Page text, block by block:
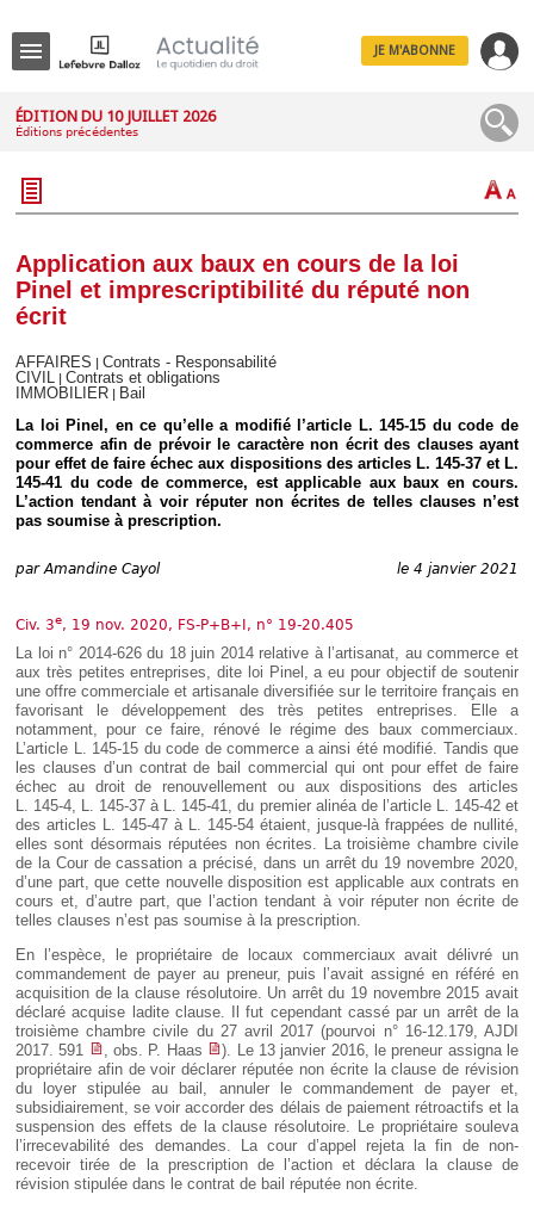
IT
JE M'ABONNE
ÉDITION DU 10 JUILLET 2026
Éditions précédentes
Application aux baux en cours de la loi
Pinel et imprescriptibilité du réputé non
écrit
AFFAIRES
Contrats - Responsabilité
CIVIL
Contrats et obligations
IMMOBILIER
Bail
La loi Pinel, en ce qu’elle a modifié l’article L. 145-15 du code de
commerce afin de prévoir le caractère non écrit des clauses ayant
pour effet de faire échec aux dispositions des articles L. 145-37 et L.
145-41 du code de commerce, est applicable aux baux en cours.
L’action tendant à voir réputer non écrites de telles clauses n’est
pas soumise à prescription.
par Amandine Cayol le 4 janvier 2021
Civ. 3e, 19 nov. 2020, FS-P+B+I, n° 19-20.405
La loi n° 2014-626 du 18 juin 2014 relative à l’artisanat, au commerce et
aux très petites entreprises, dite loi Pinel, a eu pour objectif de soutenir
une offre commerciale et artisanale diversifiée sur le territoire français en
favorisant le développement des très petites entreprises. Elle a
notamment, pour ce faire, rénové le régime des baux commerciaux.
L’article L. 145-15 du code de commerce a ainsi été modifié. Tandis que
les clauses d’un contrat de bail commercial qui ont pour effet de faire
échec au droit de renouvellement ou aux dispositions des articles
L. 145-4, L. 145-37 à L. 145-41, du premier alinéa de l’article L. 145-42 et
des articles L. 145-47 à L. 145-54 étaient, jusque-là frappées de nullité,
elles sont désormais réputées non écrites. La troisième chambre civile
de la Cour de cassation a précisé, dans un arrêt du 19 novembre 2020,
d’une part, que cette nouvelle disposition est applicable aux contrats en
cours et, d’autre part, que l’action tendant à voir réputer non écrite de
telles clauses n’est pas soumise à la prescription.
En l’espèce, le propriétaire de locaux commerciaux avait délivré un
commandement de payer au preneur, puis l’avait assigné en référé en
acquisition de la clause résolutoire. Un arrêt du 19 novembre 2015 avait
déclaré acquise ladite clause. Il fut cependant cassé par un arrêt de la
troisième chambre civile du 27 avril 2017 (pourvoi n° 16-12.179, AJDI
2017. 591
, obs. P. Haas
). Le 13 janvier 2016, le preneur assigna le
propriétaire afin de voir déclarer réputée non écrite la clause de révision
du loyer stipulée au bail, annuler le commandement de payer et,
subsidiairement, se voir accorder des délais de paiement rétroactifs et la
suspension des effets de la clause résolutoire. Le propriétaire souleva
l’irrecevabilité des demandes. La cour d’appel rejeta la fin de non-
recevoir tirée de la prescription de l’action et déclara la clause de
révision stipulée dans le contrat de bail réputée non écrite.